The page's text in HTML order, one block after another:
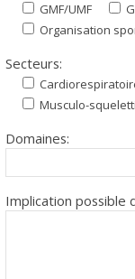
GMF/UMF
Organisation
Secteurs:
Musculo-
Domaines:
Implication possible